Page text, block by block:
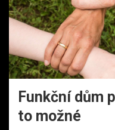
Funkční dům
to možné